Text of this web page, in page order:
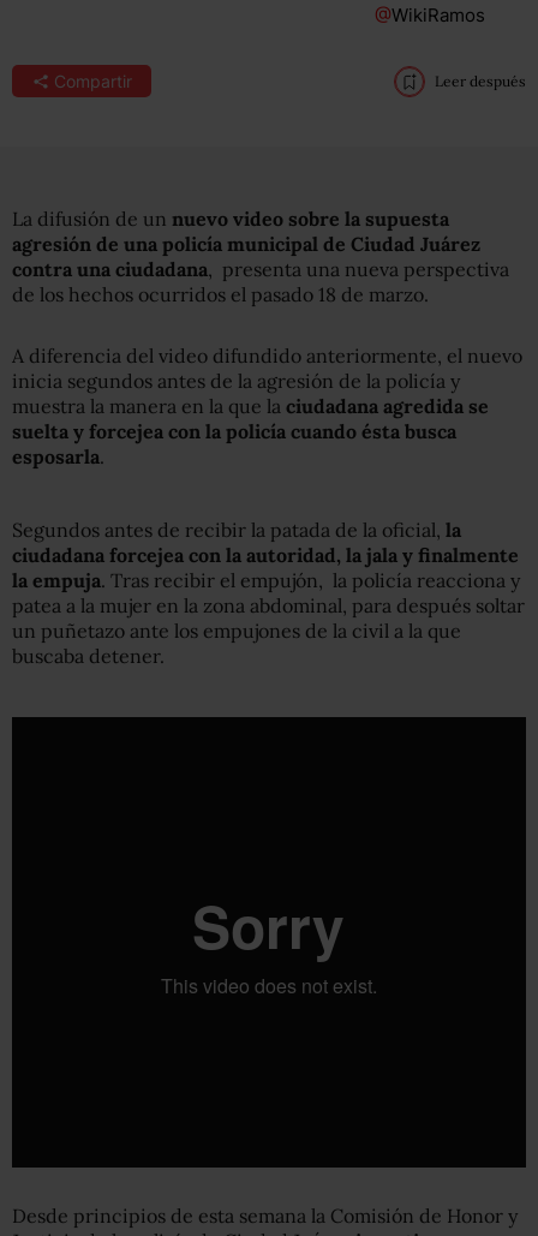
@WikiRamos
Compartir Leer después
La difusión de un nuevo video sobre la supuesta
agresión de una policía municipal de Ciudad Juárez
contra una ciudadana, presenta una nueva perspectiva
de los hechos ocurridos el pasado 18 de marzo.
A diferencia del video difundido anteriormente, el nuevo
inicia segundos antes de la agresión de la policía y
muestra la manera en la que la ciudadana agredida se
suelta y forcejea con la policía cuando ésta busca
esposarla.
Segundos antes de recibir la patada de la oficial, la
ciudadana forcejea con la autoridad, la jala y finalmente
la empuja. Tras recibir el empujón, la policía reacciona y
patea a la mujer en la zona abdominal, para después soltar
un puñetazo ante los empujones de la civil a la que
buscaba detener.
Desde principios de esta semana la Comisión de Honor y